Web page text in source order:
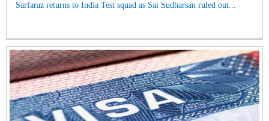
Sarfaraz returns to India Test squad as Sai Sudharsan ruled out...